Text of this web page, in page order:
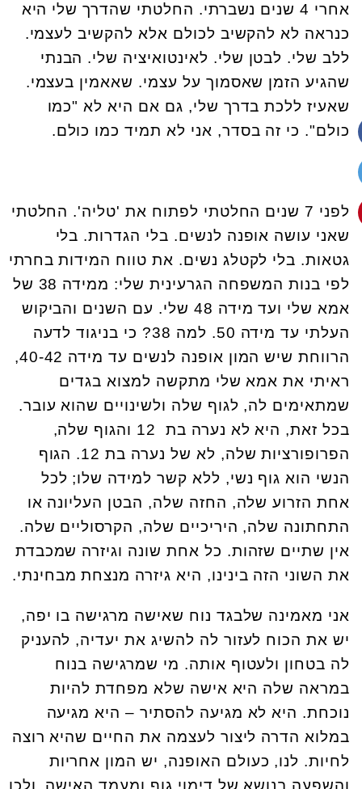
אחרי 4 שנים נשברתי. החלטתי שהדרך שלי היא
כנראה לא להקשיב לכולם אלא להקשיב לעצמי.
ללב שלי. לבטן שלי. לאינטואיציה שלי. הבנתי
שהגיע הזמן שאסמוך על עצמי. שאאמין בעצמי.
שאעיז ללכת בדרך שלי, גם אם היא לא "כמו
כולם". כי זה בסדר, אני לא תמיד כמו כולם.
לפני 7 שנים החלטתי לפתוח את 'טליה'. החלטתי
שאני עושה אופנה לנשים. בלי הגדרות. בלי
גטאות. בלי לקטלג נשים. את טווח המידות בחרתי
לפי בנות המשפחה הגרעינית שלי: ממידה 38 של
אמא שלי ועד מידה 48 שלי. עם השנים והביקוש
העלתי עד מידה 50. למה 38? כי בניגוד לדעה
הרווחת שיש המון אופנה לנשים עד מידה 40-42,
ראיתי את אמא שלי מתקשה למצוא בגדים
שמתאימים לה, לגוף שלה ולשינויים שהוא עובר.
בכל זאת, היא לא נערה בת 12 והגוף שלה,
הפרופורציות שלה, לא של נערה בת 12. הגוף
הנשי הוא גוף נשי, ללא קשר למידה שלו; לכל
אחת הזרוע שלה, החזה שלה, הבטן העליונה או
התחתונה שלה, היריכיים שלה, הקרסוליים שלה.
אין שתיים שזהות. כל אחת שונה וגיזרה שמכבדת
את השוני הזה בינינו, היא גיזרה מנצחת מבחינתי.
אני מאמינה שלבגד נוח שאישה מרגישה בו יפה,
יש את הכוח לעזור לה להשיג את יעדיה, להעניק
לה בטחון ולעטוף אותה. מי שמרגישה בנוח
במראה שלה היא אישה שלא מפחדת להיות
נוכחת. היא לא מגיעה להסתיר – היא מגיעה
במלוא הדרה ליצור לעצמה את החיים שהיא רוצה
לחיות. לנו, כעולם האופנה, יש המון אחריות
והשפעה בנושא של דימוי גוף ומעמד האישה, ולכן